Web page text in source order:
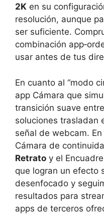
2K en su
resolución, aunque
ser suficiente.
combinación
usar antes de tus
En cuanto al “modo
app Cámara que
transición suave
soluciones trasladan
señal de webcam.
Cámara de
Retrato y el
que logran un efecto
desenfocado y
resultados para
apps de terceros